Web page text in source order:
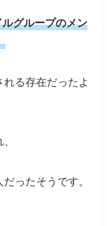
グループのメン
る存在だったよ
ったそうです。